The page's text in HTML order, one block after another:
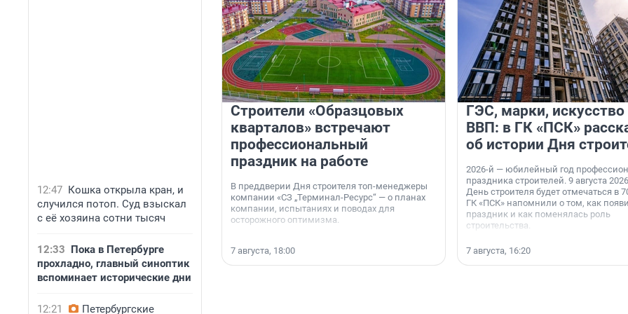
12:47 Кошка открыла кран, и
случился потоп. Суд взыскал
с её хозяина сотни тысяч
12:33 Пока в Петербурге
прохладно, главный синоптик
вспоминает исторические дни
12:21 Петербургские
Строители «Образцовых
кварталов» встречают
профессиональный
праздник на работе
В преддверии Дня строителя топ-менеджеры
компании «СЗ „Терминал-Ресурс“ — о планах
компании, испытаниях и поводах для
осторожного оптимизма.
7 августа, 18:00
ГЭС, марки, искусство
ВВП: в ГК «ПСК»
об истории Дня
2026-й — юбилейный год
праздника строителей. 9 августа
День строителя будет отмечаться в
ГК «ПСК» напомнили о том, как
праздник и как поменялась роль
строительства.
7 августа, 16:20